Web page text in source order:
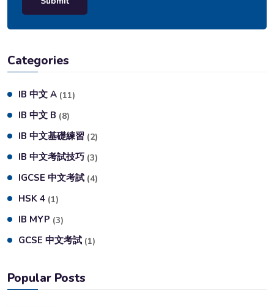
Categories
IB 中文 A (11)
IB 中文 B (8)
IB 中文基礎練習 (2)
IB 中文考試技巧 (3)
IGCSE 中文考試 (4)
HSK 4 (1)
IB MYP (3)
GCSE 中文考試 (1)
Popular Posts